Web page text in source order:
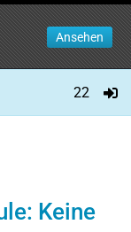
Ansehen
22
Keine